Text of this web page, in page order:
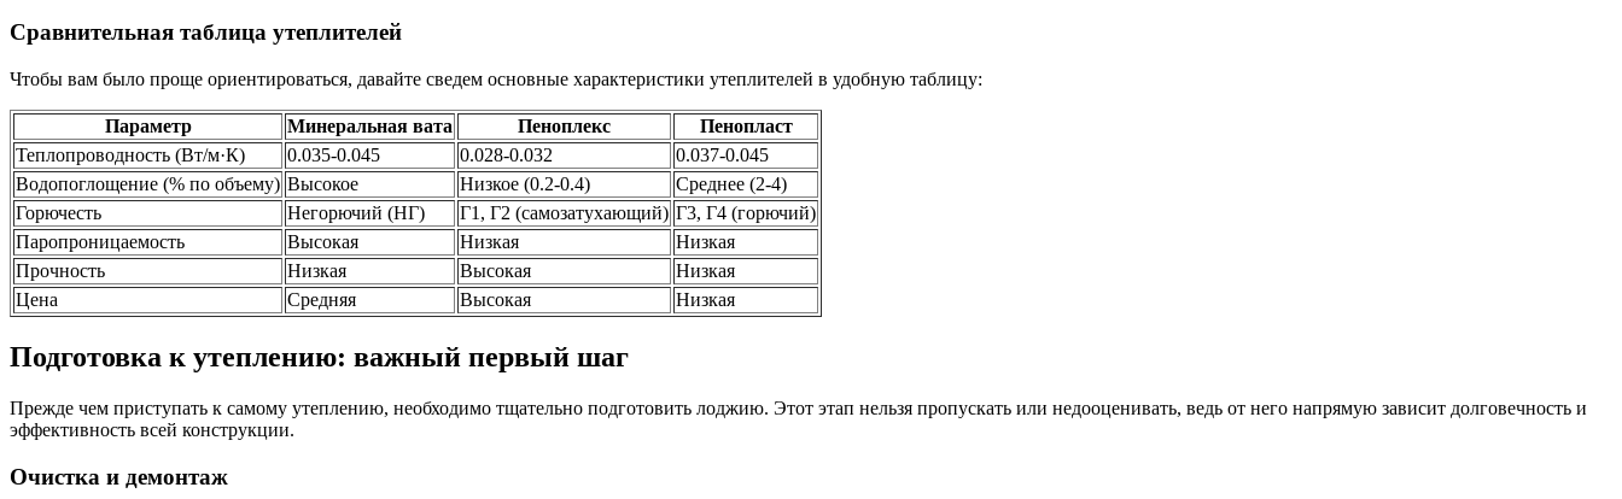
Сравнительная таблица утеплителей
Чтобы вам было проще ориентироваться, давайте сведем основные характеристики утеплителей в удобную таблицу:
Параметр Минеральная вата Пеноплекс
Пенопласт
Теплопроводность (Вт/м·К)
0.035-0.045 0.028-0.032
0.037-0.045
Водопоглощение (% по объему) Высокое Низкое (0.2-0.4)
Среднее (2-4)
Горючесть
Негорючий (НГ) Г1, Г2 (самозатухающий) Г3, Г4 (горючий)
Паропроницаемость
Высокая Низкая
Низкая
Прочность
Низкая Высокая
Низкая
Цена
Средняя Высокая Низкая
Подготовка к утеплению: важный первый шаг
Прежде чем приступать к самому утеплению, необходимо тщательно подготовить лоджию. Этот этап нельзя пропускать или недооценивать, ведь от него напрямую зависит долговечность и
эффективность всей конструкции.
Очистка и демонтаж